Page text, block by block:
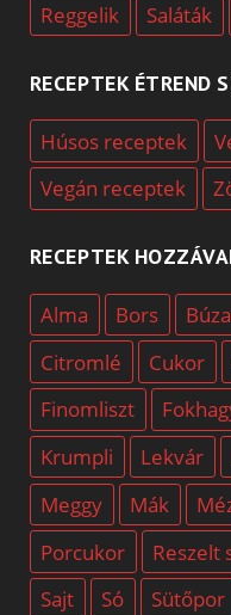
Reggelik
Saláták
RECEPTEK ÉTREND
Húsos receptek
Vegán receptek
RECEPTEK
Alma Bors
Citromlé
Cukor
Finomliszt
Krumpli
Lekvár
Meggy
Mák
Porcukor
Reszelt
Sajt
Só Sütőpor